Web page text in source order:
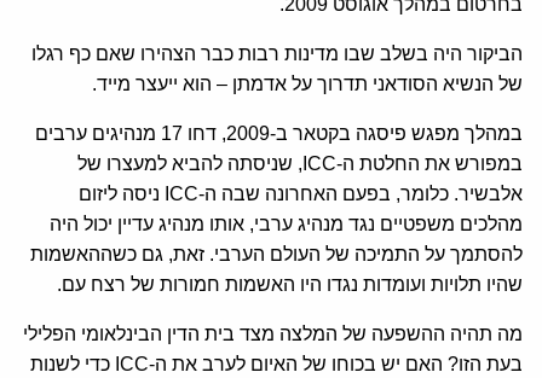
הביקור היה בשלב שבו מדינות רבות כבר הצהירו שאם כף רגלו
של הנשיא הסודאני תדרוך על אדמתן – הוא ייעצר מייד.
במהלך מפגש פיסגה בקטאר ב-2009, דחו 17 מנהיגים ערבים
במפורש את החלטת ה-ICC, שניסתה להביא למעצרו של
אלבשיר. כלומר, בפעם האחרונה שבה ה-ICC ניסה ליזום
מהלכים משפטיים נגד מנהיג ערבי, אותו מנהיג עדיין יכול היה
להסתמך על התמיכה של העולם הערבי. זאת, גם כשההאשמות
שהיו תלויות ועומדות נגדו היו האשמות חמורות של רצח עם.
מה תהיה ההשפעה של המלצה מצד בית הדין הבינלאומי הפלילי
בעת הזו? האם יש בכוחו של האיום לערב את ה-ICC כדי לשנות